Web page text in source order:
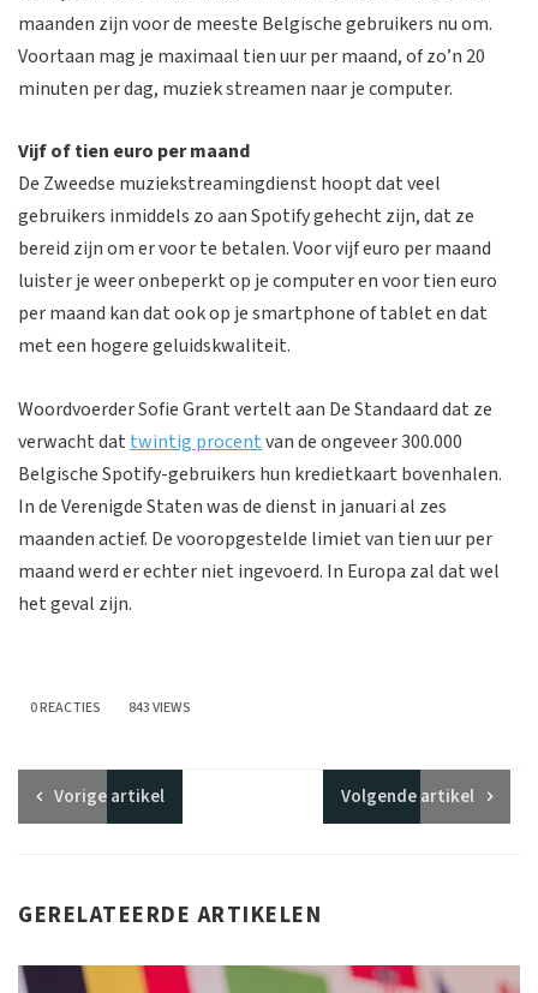
maanden zijn voor de meeste Belgische gebruikers nu om.
Voortaan mag je maximaal tien uur per maand, of zo’n 20
minuten per dag, muziek streamen naar je computer.
Vijf of tien euro per maand
De Zweedse muziekstreamingdienst hoopt dat veel
gebruikers inmiddels zo aan Spotify gehecht zijn, dat ze
bereid zijn om er voor te betalen. Voor vijf euro per maand
luister je weer onbeperkt op je computer en voor tien euro
per maand kan dat ook op je smartphone of tablet en dat
met een hogere geluidskwaliteit.
Woordvoerder Sofie Grant vertelt aan De Standaard dat ze
verwacht dat twintig procentvan de ongeveer 300.000
Belgische Spotify-gebruikers hun kredietkaart bovenhalen.
In de Verenigde Staten was de dienst in januari al zes
maanden actief. De vooropgestelde limiet van tien uur per
maand werd er echter niet ingevoerd. In Europa zal dat wel
het geval zijn.
0 REACTIES 843 VIEWS
Vorigeartikel Volgendeartikel
GERELATEERDE ARTIKELEN